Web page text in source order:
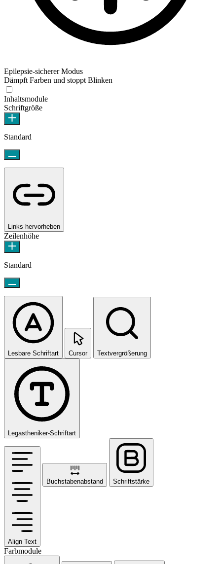
Epilepsie-sicherer Modus
Dämpft Farben und stoppt Blinken
Inhaltsmodule
Schriftgröße
Standard
Links hervorheben
Zeilenhöhe
Standard
Lesbare Schriftart Cursor Textvergrößerung
Legastheniker-Schriftart
Align Text
Buchstabenabstand Schriftstärke
Farbmodule